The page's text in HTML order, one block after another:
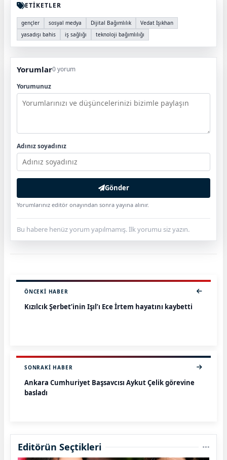
ETİKETLER
gençler sosyal medya Dijital Bağımlılık
Vedat Işıkhan
yasadışı bahis
iş sağlığı teknoloji bağımlılığı
Yorumlar0 yorum
Yorumunuz
Adınız soyadınız
Gönder
Yorumlarınız editör onayından sonra yayına alınır.
Bu habere henüz yorum yapılmamış. İlk yorumu siz yazın.
ÖNCEKI HABER
Kızılcık Şerbet’inin Işıl’ı Ece İrtem hayatını kaybetti
SONRAKI HABER
Ankara Cumhuriyet Başsavcısı Aykut Çelik görevine
başladı
Editörün Seçtikleri